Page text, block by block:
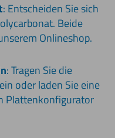
: Entscheiden Sie sich
Beide
Onlineshop.
: Tragen Sie die
oder laden Sie eine
Plattenkonfigurator